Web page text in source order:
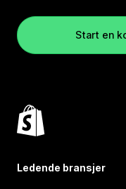
Start en
Ledende bransjer